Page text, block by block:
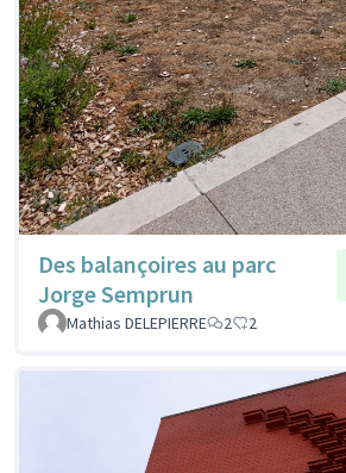
Des balançoires au parc
Jorge Semprun
Mathias DELEPIERRE
2 2